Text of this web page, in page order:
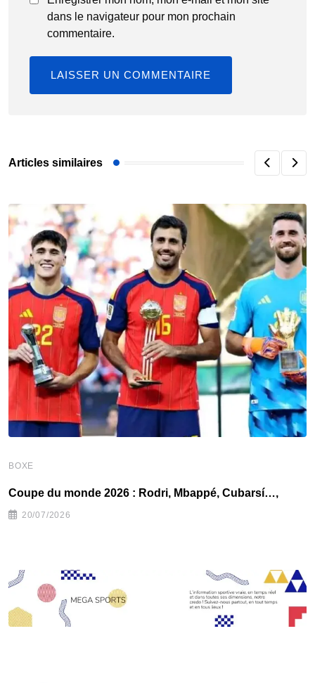
dans le navigateur pour mon prochain
commentaire.
Articles similaires
BOXE
Coupe du monde 2026 : Rodri, Mbappé, Cubarsí…,
20/07/2026